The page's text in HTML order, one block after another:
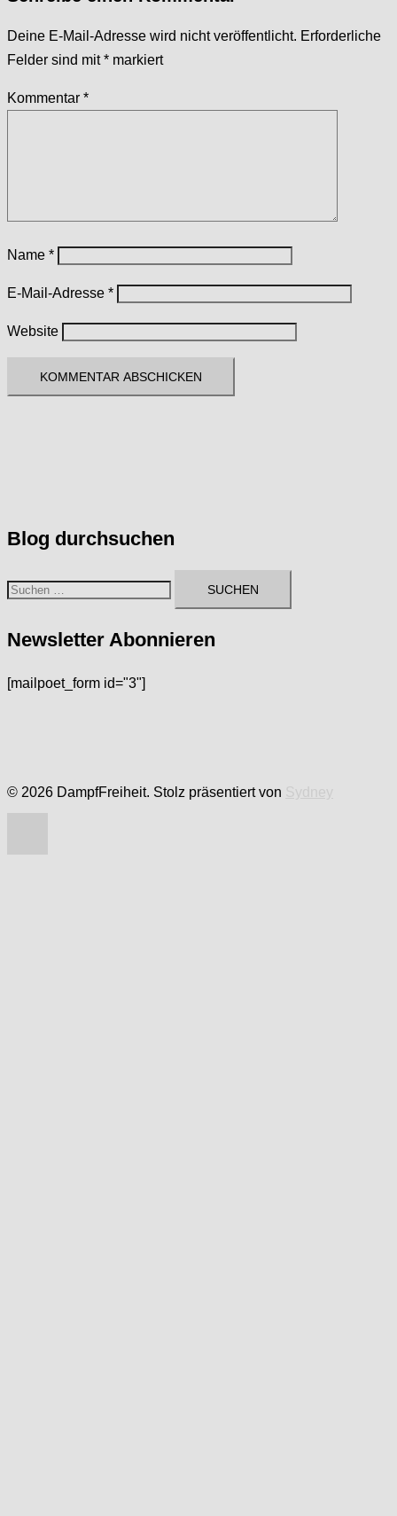
Deine E-Mail-Adresse wird nicht veröffentlicht. Erforderliche
Felder sind mit* markiert
Kommentar *
Name *
E-Mail-Adresse *
Website
Blog durchsuchen
Suchen
Newsletter Abonnieren
[mailpoet_form id="3"]
© 2026 DampfFreiheit. Stolz präsentiert von